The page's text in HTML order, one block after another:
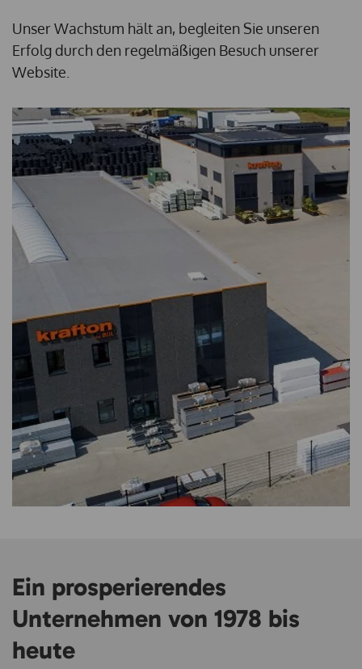
Unser Wachstum hält an, begleiten Sie unseren
Erfolg durch den regelmäßigen Besuch unserer
Website.
Ein prosperierendes
Unternehmen von 1978 bis
heute